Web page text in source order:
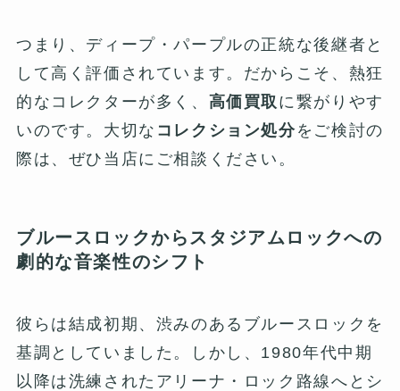
つまり、ディープ・パープルの正統な後継者と
して高く評価されています。だからこそ、熱狂
的なコレクターが多く、 高価買取 に繋がりやす
いのです。大切な コレクション処分をご検討の
際は、ぜひ当店にご相談ください。
ブルースロックからスタジアムロックへの
劇的な音楽性のシフト
彼らは結成初期、渋みのあるブルースロックを
基調としていました。しかし、1980年代中期
以降は洗練されたアリーナ・ロック路線へとシ